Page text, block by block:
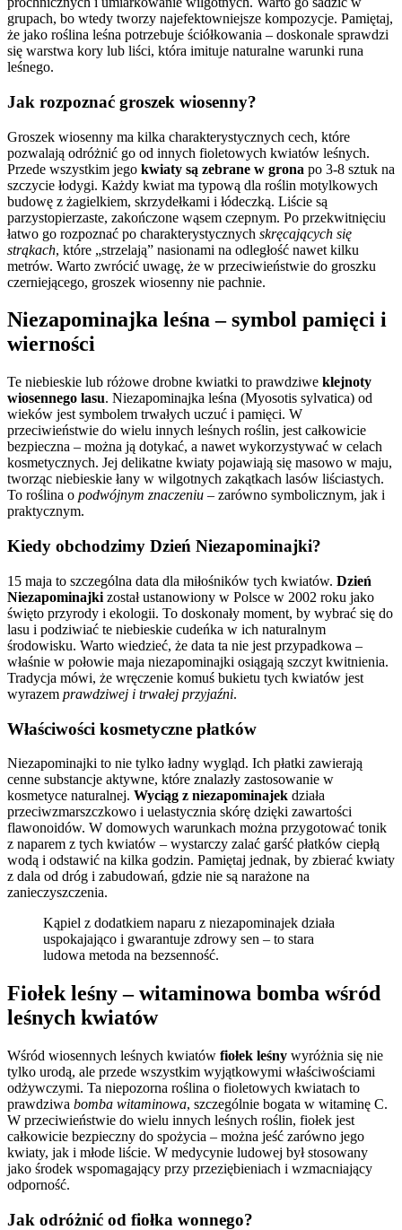
grupach, bo wtedy tworzy najefektowniejsze kompozycje. Pamiętaj,
że jako roślina leśna potrzebuje ściółkowania – doskonale sprawdzi
się warstwa kory lub liści, która imituje naturalne warunki runa
leśnego.
Jak rozpoznać groszek wiosenny?
Groszek wiosenny ma kilka charakterystycznych cech, które
pozwalają odróżnić go od innych fioletowych kwiatów leśnych.
Przede wszystkim jego kwiaty są zebrane w grona po 3-8 sztuk na
szczycie łodygi. Każdy kwiat ma typową dla roślin motylkowych
budowę z żagielkiem, skrzydełkami i łódeczką. Liście są
parzystopierzaste, zakończone wąsem czepnym. Po przekwitnięciu
łatwo go rozpoznać po charakterystycznych skręcających się
strąkach, które „strzelają” nasionami na odległość nawet kilku
metrów. Warto zwrócić uwagę, że w przeciwieństwie do groszku
czerniejącego, groszek wiosenny nie pachnie.
Niezapominajka leśna – symbol pamięci i
wierności
Te niebieskie lub różowe drobne kwiatki to prawdziwe klejnoty
wiosennego lasu. Niezapominajka leśna (Myosotis sylvatica) od
wieków jest symbolem trwałych uczuć i pamięci. W
przeciwieństwie do wielu innych leśnych roślin, jest całkowicie
bezpieczna – można ją dotykać, a nawet wykorzystywać w celach
kosmetycznych. Jej delikatne kwiaty pojawiają się masowo w maju,
tworząc niebieskie łany w wilgotnych zakątkach lasów liściastych.
To roślina o podwójnym znaczeniu – zarówno symbolicznym, jak i
praktycznym.
Kiedy obchodzimy Dzień Niezapominajki?
15 maja to szczególna data dla miłośników tych kwiatów. Dzień
Niezapominajki został ustanowiony w Polsce w 2002 roku jako
święto przyrody i ekologii. To doskonały moment, by wybrać się do
lasu i podziwiać te niebieskie cudeńka w ich naturalnym
środowisku. Warto wiedzieć, że data ta nie jest przypadkowa –
właśnie w połowie maja niezapominajki osiągają szczyt kwitnienia.
Tradycja mówi, że wręczenie komuś bukietu tych kwiatów jest
wyrazem prawdziwej i trwałej przyjaźni.
Właściwości kosmetyczne płatków
Niezapominajki to nie tylko ładny wygląd. Ich płatki zawierają
cenne substancje aktywne, które znalazły zastosowanie w
kosmetyce naturalnej. Wyciąg z niezapominajek działa
przeciwzmarszczkowo i uelastycznia skórę dzięki zawartości
flawonoidów. W domowych warunkach można przygotować tonik
z naparem z tych kwiatów – wystarczy zalać garść płatków ciepłą
wodą i odstawić na kilka godzin. Pamiętaj jednak, by zbierać kwiaty
z dala od dróg i zabudowań, gdzie nie są narażone na
zanieczyszczenia.
Kąpiel z dodatkiem naparu z niezapominajek działa
uspokajająco i gwarantuje zdrowy sen – to stara
ludowa metoda na bezsenność.
Fiołek leśny – witaminowa bomba wśród
leśnych kwiatów
Wśród wiosennych leśnych kwiatów fiołek leśny wyróżnia się nie
tylko urodą, ale przede wszystkim wyjątkowymi właściwościami
odżywczymi. Ta niepozorna roślina o fioletowych kwiatach to
prawdziwa bomba witaminowa, szczególnie bogata w witaminę C.
W przeciwieństwie do wielu innych leśnych roślin, fiołek jest
całkowicie bezpieczny do spożycia – można jeść zarówno jego
kwiaty, jak i młode liście. W medycynie ludowej był stosowany
jako środek wspomagający przy przeziębieniach i wzmacniający
odporność.
Jak odróżnić od fiołka wonnego?